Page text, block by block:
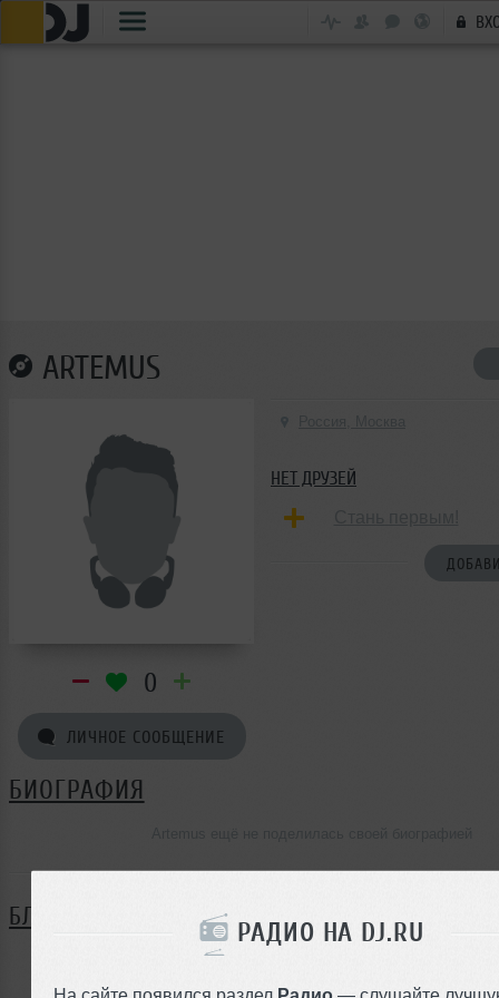
РАДИО НА DJ.RU
На сайте появился раздел Радио — слушайте
ARTEMUS
0
ЛИЧНОЕ СООБЩЕНИЕ
НЕТ ДРУЗЕЙ
БИОГРАФИЯ
БЛОГ